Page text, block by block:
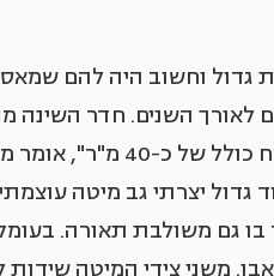
גדול וחשוב היה להם
לאורך השנים. חדר השינה
כ-25 מ"ר וכשמוסיפים את חדר הארונות וחדר הרחצה
גדול יצרתי גב מיטה
מושחר בו גם משולבת תאורה.
משני צידי המיטה שידות